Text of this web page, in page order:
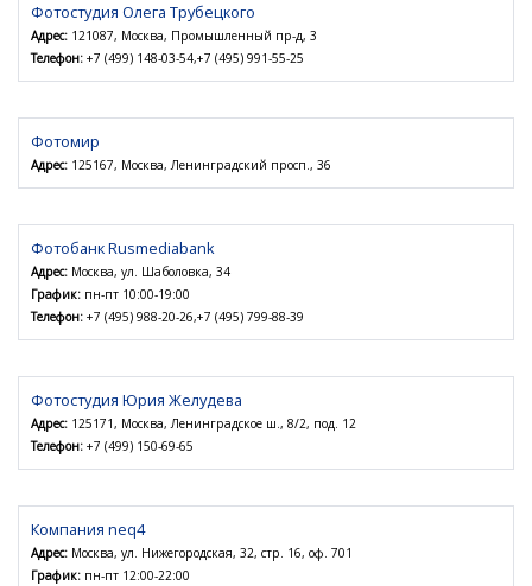
Фотостудия Олега Трубецкого
Адрес: 121087, Москва, Промышленный пр-д, 3
Телефон: +7 (499) 148-03-54,+7 (495) 991-55-25
Фотомир
Адрес: 125167, Москва, Ленинградский просп., 36
Фотобанк Rusmediabank
Адрес: Москва, ул. Шаболовка, 34
График: пн-пт 10:00-19:00
Телефон: +7 (495) 988-20-26,+7 (495) 799-88-39
Фотостудия Юрия Желудева
Адрес: 125171, Москва, Ленинградское ш., 8/2, под. 12
Телефон: +7 (499) 150-69-65
Компания neq4
Адрес: Москва, ул. Нижегородская, 32, стр. 16, оф. 701
График: пн-пт 12:00-22:00